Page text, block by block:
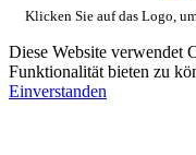
Klicken Sie auf das Logo,
Diese Website verwendet
Funktionalität bieten zu
Einverstanden